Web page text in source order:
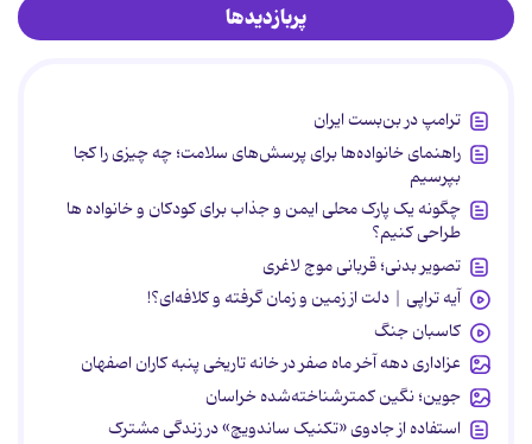
پربازدیدها
ترامپ در بن‌بست ایران
راهنمای خانواده‌ها برای پرسش‌های سلامت؛ چه چیزی را کجا
بپرسیم
چگونه یک پارک محلی ایمن و جذاب برای کودکان و خانواده ها
طراحی کنیم؟
تصویر بدنی؛ قربانی موج لاغری
آیه تراپی | دلت از زمین و زمان گرفته و کلافه‌ای؟!
کاسبان جنگ
عزاداری دهه آخر ماه صفر در خانه تاریخی پنبه کاران اصفهان
جوین؛ نگین کمترشناخته‌شده خراسان
استفاده از جادوی «تکنیک ساندویچ» در زندگی مشترک